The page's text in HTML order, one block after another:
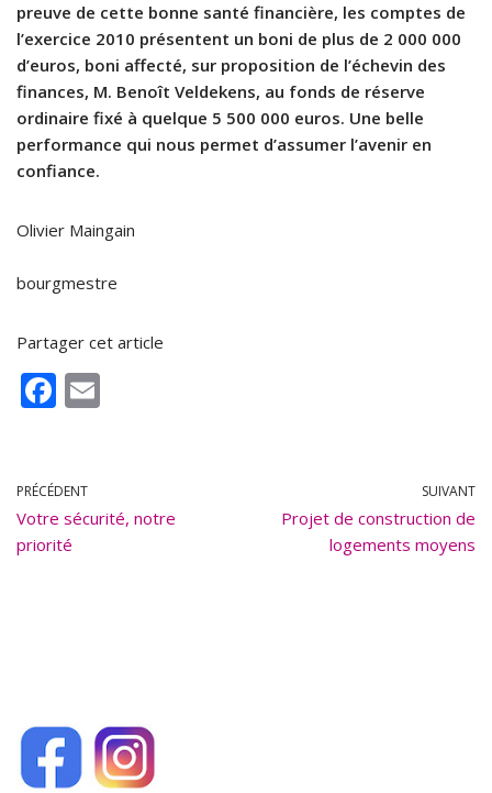
preuve de cette bonne santé financière, les comptes de
l’exercice 2010 présentent un boni de plus de 2 000 000
d’euros, boni affecté, sur proposition de l’échevin des
finances, M. Benoît Veldekens, au fonds de réserve
ordinaire fixé à quelque 5 500 000 euros. Une belle
performance qui nous permet d’assumer l’avenir en
confiance.
Olivier Maingain
bourgmestre
Partager cet article
F
b
o
o
PRÉCÉDENT
Votre sécurité, notre
priorité
SUIVANT
Projet de construction de
logements moyens